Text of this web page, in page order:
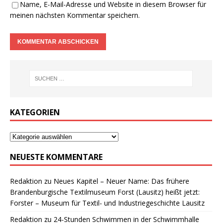
Name, E-Mail-Adresse und Website in diesem Browser für
meinen nächsten Kommentar speichern.
KATEGORIEN
NEUESTE KOMMENTARE
Redaktion zu Neues Kapitel – Neuer Name: Das frühere
Brandenburgische Textilmuseum Forst (Lausitz) heißt jetzt:
Forster – Museum für Textil- und Industriegeschichte Lausitz
Redaktion zu 24-Stunden Schwimmen in der Schwimmhalle